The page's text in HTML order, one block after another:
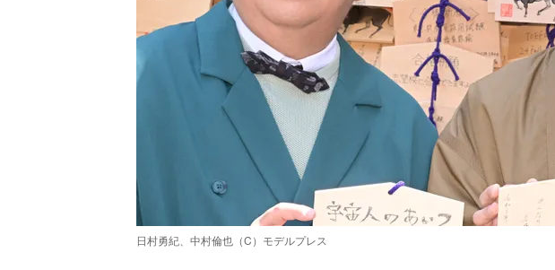
日村勇紀、中村倫也（C）モデルプレス